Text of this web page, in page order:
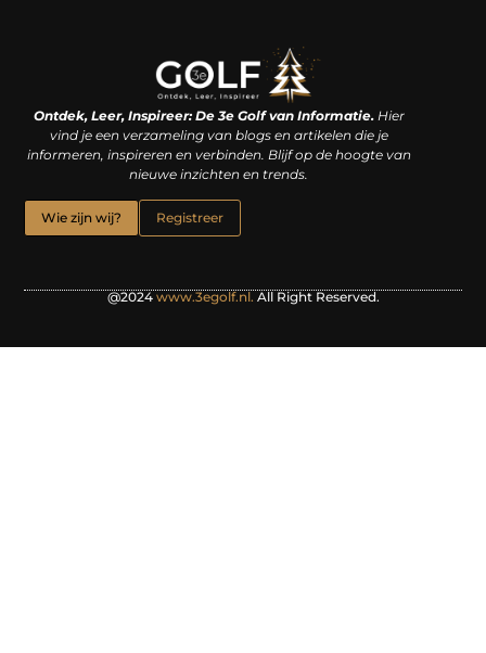
Ontdek, Leer, Inspireer: De 3e Golf van Informatie.Hier
vind je een verzameling van blogs en artikelen die je
informeren, inspireren en verbinden. Blijf op de hoogte van
nieuwe inzichten en trends.
Wie zijn wij? Registreer
@2024www.3egolf.nl.All Right Reserved.